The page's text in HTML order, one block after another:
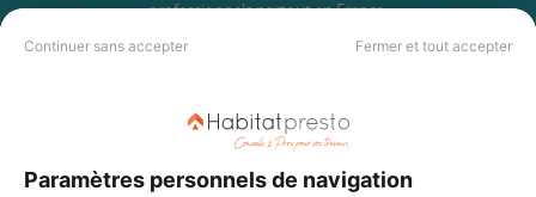
Continuer sans accepter Fermer et tout accepter
Paramètres personnels de navigation
professionnels partout en France.
DEMANDER UN DEVIS